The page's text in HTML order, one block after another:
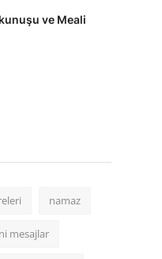
ve Meali
namaz
mesajlar